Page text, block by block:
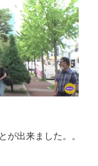
が出来ました。。